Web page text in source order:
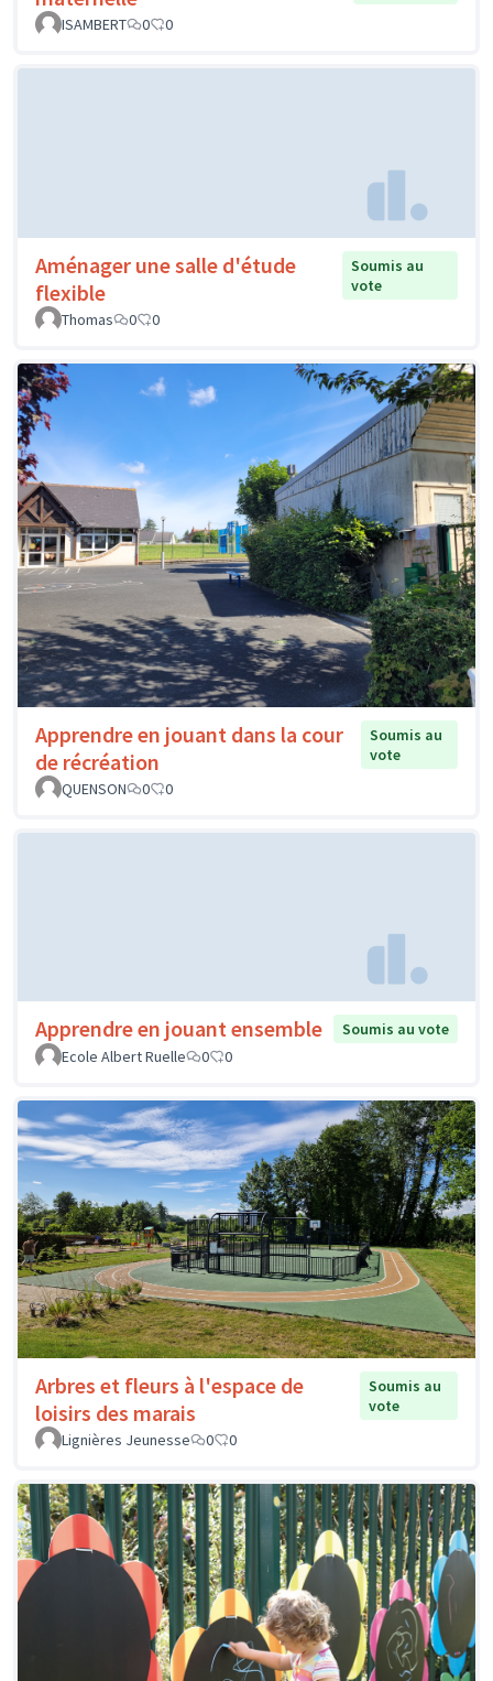
ISAMBERT
0 0
Aménager une salle d'étude
flexible
Soumis au
vote
Thomas
0 0
Apprendre en jouant dans la cour
de récréation
Soumis au
vote
QUENSON
0 0
Apprendre en jouant ensemble
Soumis au vote
Ecole Albert Ruelle
0 0
Arbres et fleurs à l'espace de
loisirs des marais
Soumis au
vote
Lignières Jeunesse
0 0